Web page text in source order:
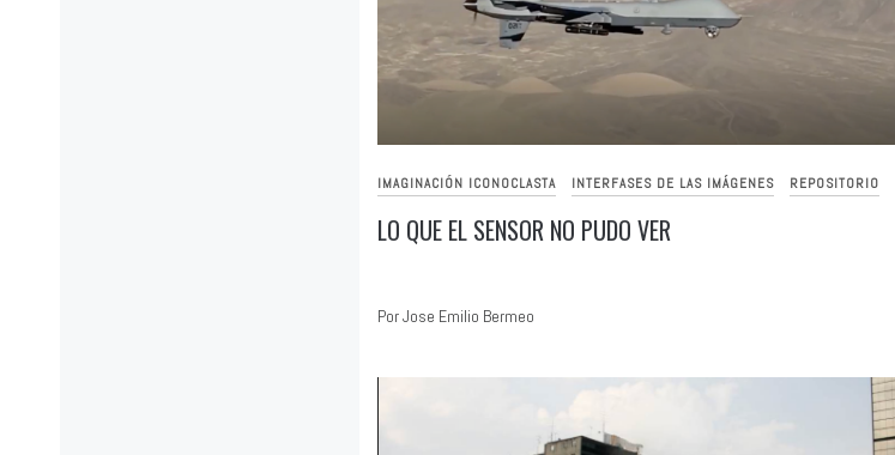
IMAGINACIÓN ICONOCLASTA INTERFASES DE LAS IMÁGENES REPOSITORIO
LO QUE EL SENSOR NO PUDO VER
Por Jose Emilio Bermeo